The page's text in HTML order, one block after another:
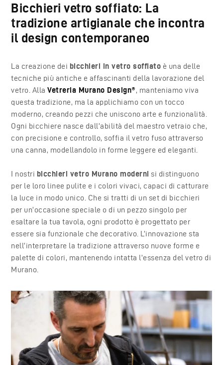
Bicchieri vetro soffiato: La
tradizione artigianale che incontra
il design contemporaneo
La creazione dei bicchieri in vetro soffiato è una delle
tecniche più antiche e affascinanti della lavorazione del
vetro. AllaVetreria Murano Design®, manteniamo viva
questa tradizione, ma la applichiamo con un tocco
moderno, creando pezzi che uniscono arte e funzionalità.
Ogni bicchiere nasce dall’abilità del maestro vetraio che,
con precisione e controllo, soffia il vetro fuso attraverso
una canna, modellandolo in forme leggere ed eleganti.
I nostri bicchieri vetro Murano moderni si distinguono
per le loro linee pulite e i colori vivaci, capaci di catturare
la luce in modo unico. Che si tratti di un set di bicchieri
per un’occasione speciale o di un pezzo singolo per
esaltare la tua tavola, ogni prodotto è progettato per
essere sia funzionale che decorativo. L’innovazione sta
nell’interpretare la tradizione attraverso nuove forme e
palette di colori, mantenendo intatta l’essenza del vetro di
Murano.